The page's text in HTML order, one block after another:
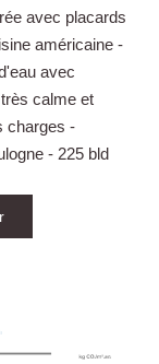
avec placards
américaine -
avec
calme et
charges -
- 225 bld